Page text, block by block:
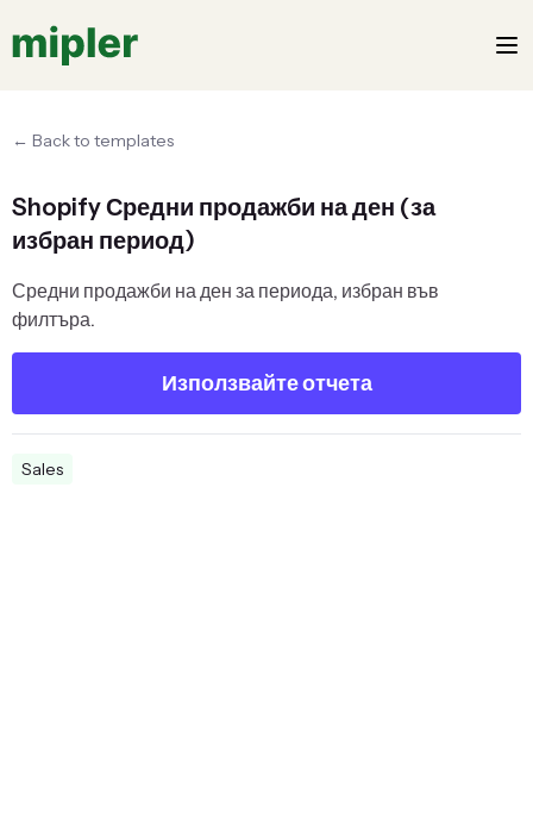
← Back to templates
Shopify Средни продажби на ден (за
избран период)
Средни продажби на ден за периода, избран във
филтъра.
Използвайте отчета
Sales